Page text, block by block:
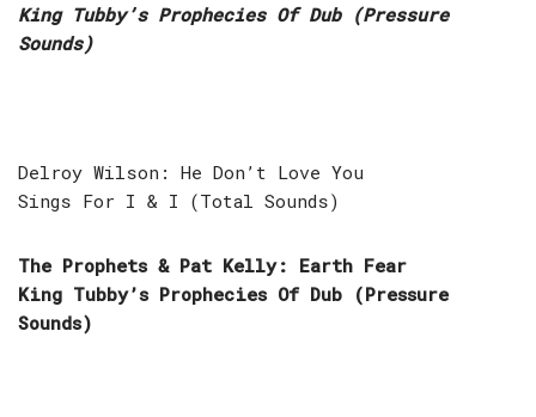
King Tubby’s Prophecies Of Dub (Pressure
Sounds)
Delroy Wilson: He Don’t Love You
Sings For I & I (Total Sounds)
The Prophets & Pat Kelly: Earth Fear
King Tubby’s Prophecies Of Dub (Pressure
Sounds)